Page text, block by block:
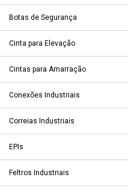
Botas de Segurança
Cinta para Elevação
Cintas para Amarração
Conexões Industriais
Correias Industriais
EPIs
Feltros Industriais